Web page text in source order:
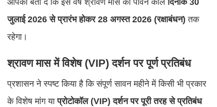
आपको बता दें कि इस वर्ष श्रावण मास का पावन कालदिनांक 30
जुलाई 2026 से प्रारंभ होकर 28 अगस्त 2026 (रक्षाबंधन) तक
रहेगा।
श्रावण मास में विशेष (VIP) दर्शन पर पूर्ण प्रतिबंध
प्रशासन ने स्पष्ट किया है कि संपूर्ण सावन महीने में किसी भी प्रकार
के विशेष मांग याप्रोटोकॉल (VIP) दर्शन पर पूरी तरह से प्रतिबंध